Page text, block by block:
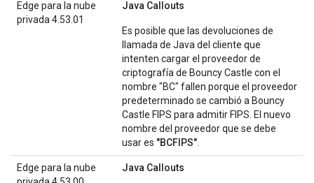
Edge para la nube
privada 4.53.01
Java Callouts
Es posible que las devoluciones de
llamada de Java del cliente que
intenten cargar el proveedor de
criptografía de Bouncy Castle con el
nombre "BC" fallen porque el proveedor
predeterminado se cambió a Bouncy
Castle FIPS para admitir FIPS. El nuevo
nombre del proveedor que se debe
usar es "BCFIPS"
Edge para la nube
Java Callouts